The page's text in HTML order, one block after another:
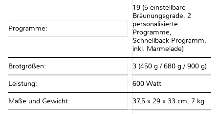
Programme:
19 (5 einstellbare
Bräunungsgrade, 2
personalisierte
Programme,
Schnellback-Programm,
inkl. Marmelade)
Brotgrößen: 3 (450 g / 680 g / 900 g)
Leistung: 600 Watt
Maße und Gewicht: 37,5 x 29 x 33 cm, 7 kg